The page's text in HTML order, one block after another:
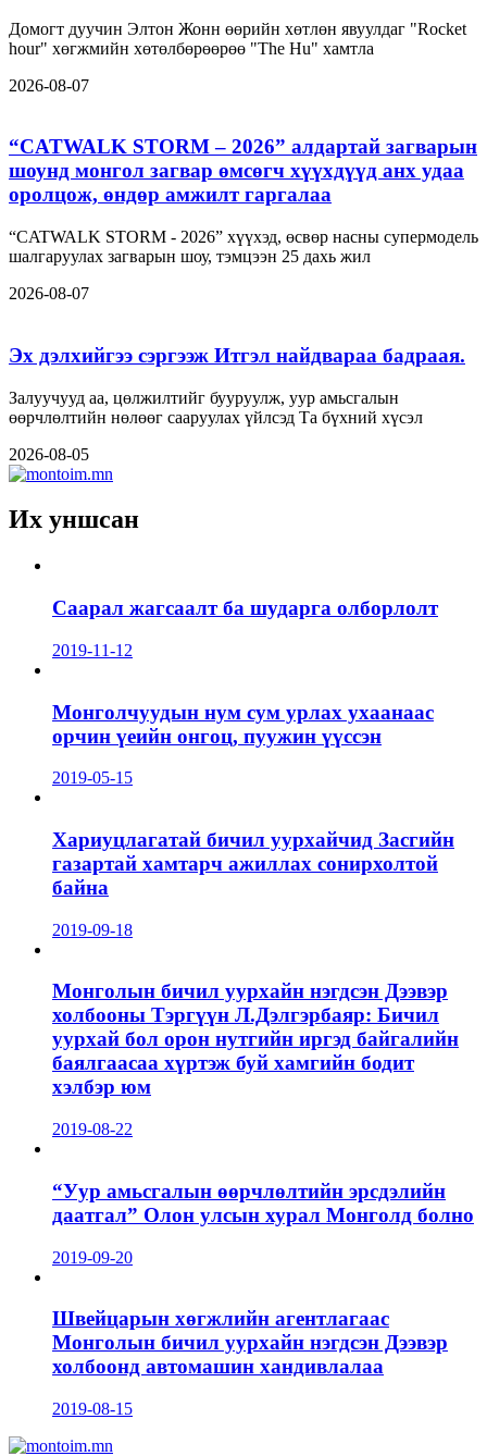
Домогт дуучин Элтон Жонн өөрийн хөтлөн явуулдаг "Rocket
hour" хөгжмийн хөтөлбөрөөрөө "The Hu" хамтла
2026-08-07
“CATWALK STORM – 2026” алдартай загварын
шоунд монгол загвар өмсөгч хүүхдүүд анх удаа
оролцож, өндөр амжилт гаргалаа
“CATWALK STORM - 2026” хүүхэд, өсвөр насны супермодель
шалгаруулах загварын шоу, тэмцээн 25 дахь жил
2026-08-07
Эх дэлхийгээ сэргээж Итгэл найдвараа бадраая.
Залуучууд аа, цөлжилтийг бууруулж, уур амьсгалын
өөрчлөлтийн нөлөөг сааруулах үйлсэд Та бүхний хүсэл
2026-08-05
Их уншсан
Саарал жагсаалт ба шударга олборлолт
2019-11-12
Монголчуудын нум сум урлах ухаанаас
орчин үеийн онгоц, пуужин үүссэн
2019-05-15
Хариуцлагатай бичил уурхайчид Засгийн
газартай хамтарч ажиллах сонирхолтой
байна
2019-09-18
Монголын бичил уурхайн нэгдсэн Дээвэр
холбооны Тэргүүн Л.Дэлгэрбаяр: Бичил
уурхай бол орон нутгийн иргэд байгалийн
баялгаасаа хүртэж буй хамгийн бодит
хэлбэр юм
2019-08-22
“Уур амьсгалын өөрчлөлтийн эрсдэлийн
даатгал” Олон улсын хурал Монголд болно
2019-09-20
Швейцарын хөгжлийн агентлагаас
Монголын бичил уурхайн нэгдсэн Дээвэр
холбоонд автомашин хандивлалаа
2019-08-15